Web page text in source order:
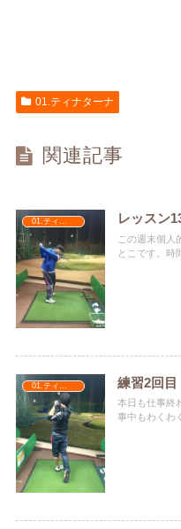
01.ティナターナ
関連記事
01.ティナターナ レッスン
この週末個人
とこです。時
01.ティナターナ 練習2回目
本日も仕事終
事中もわくわ